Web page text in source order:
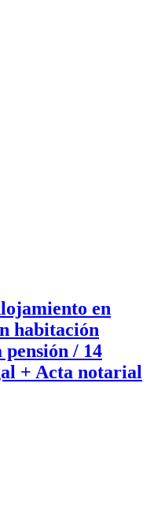
en
habitación
/ 14
+ Acta notarial